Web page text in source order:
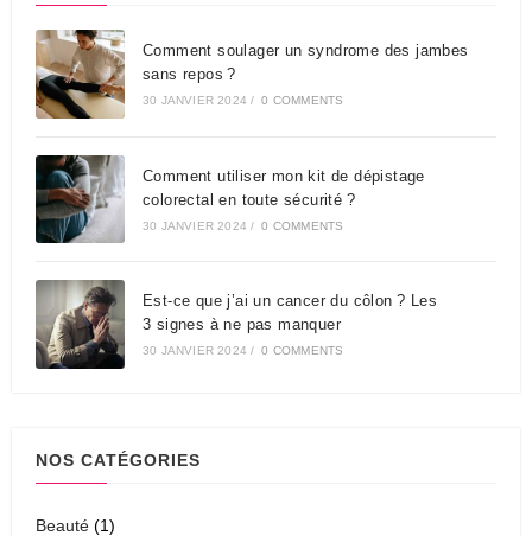
Comment soulager un syndrome des jambes
sans repos ?
30 JANVIER 2024 / 0 COMMENTS
Comment utiliser mon kit de dépistage
colorectal en toute sécurité ?
30 JANVIER 2024 / 0 COMMENTS
Est-ce que j’ai un cancer du côlon ? Les
3 signes à ne pas manquer
30 JANVIER 2024 / 0 COMMENTS
NOS CATÉGORIES
Beauté (1)